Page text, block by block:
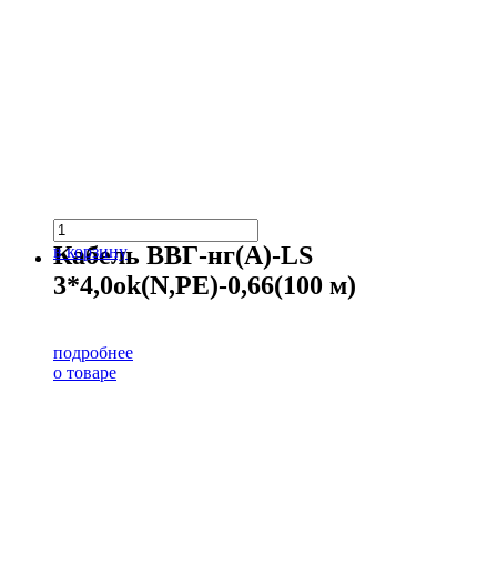
в корзину
Кабель ВВГ-нг(А)-LS
3*4,0ok(N,PE)-0,66(100 м)
подробнее
о товаре